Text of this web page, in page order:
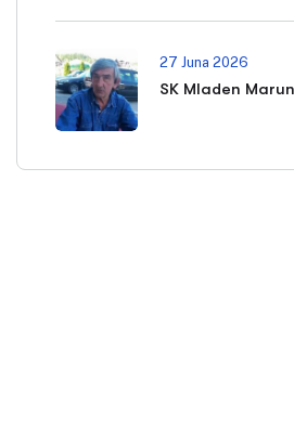
27 Juna 2026
SK Mladen